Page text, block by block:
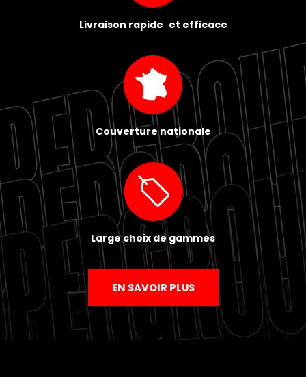
Livraison rapide et efficace
Couverture nationale
Large choix de gammes
EN SAVOIR PLUS